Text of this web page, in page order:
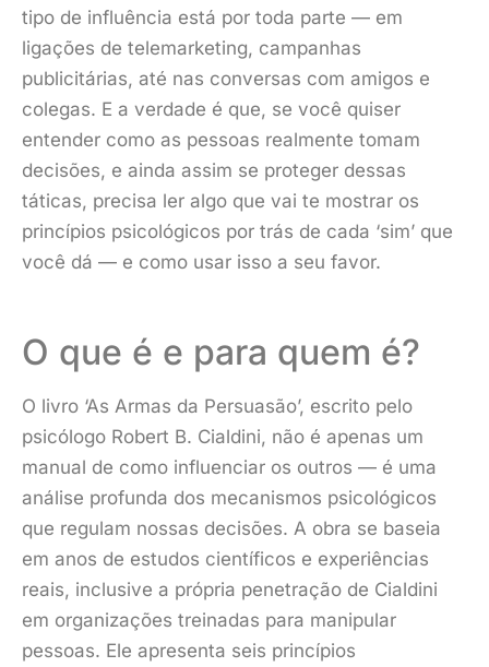
tipo de influência está por toda parte — em
ligações de telemarketing, campanhas
publicitárias, até nas conversas com amigos e
colegas. E a verdade é que, se você quiser
entender como as pessoas realmente tomam
decisões, e ainda assim se proteger dessas
táticas, precisa ler algo que vai te mostrar os
princípios psicológicos por trás de cada ‘sim’ que
você dá — e como usar isso a seu favor.
O que é e para quem é?
O livro ‘As Armas da Persuasão’, escrito pelo
psicólogo Robert B. Cialdini, não é apenas um
manual de como influenciar os outros — é uma
análise profunda dos mecanismos psicológicos
que regulam nossas decisões. A obra se baseia
em anos de estudos científicos e experiências
reais, inclusive a própria penetração de Cialdini
em organizações treinadas para manipular
pessoas. Ele apresenta seis princípios